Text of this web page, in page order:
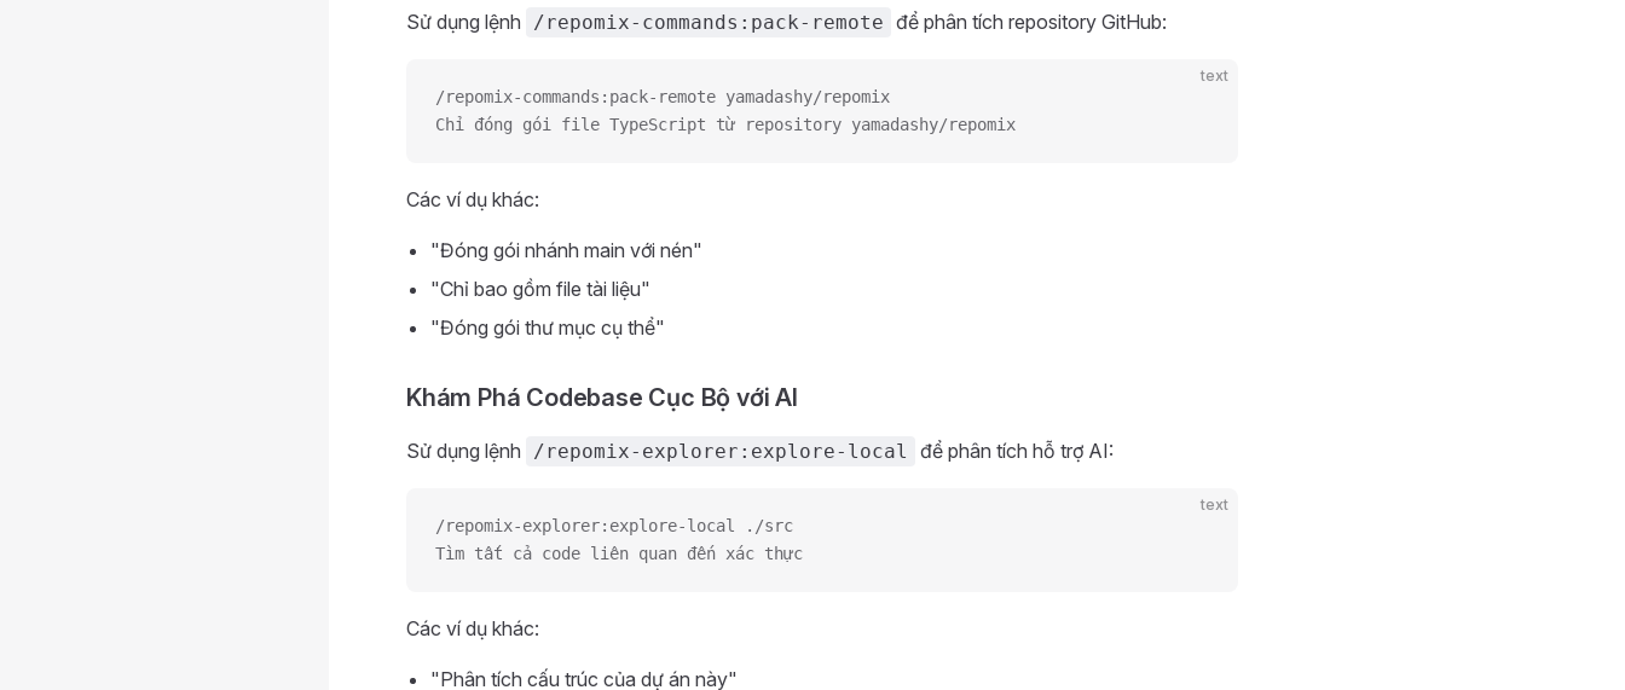
Sử dụng lệnh /repomix-commands:pack-remote để phân tích repository GitHub:
text
/repomix-commands:pack-remote yamadashy/repomix
Chỉ đóng gói file TypeScript từ repository yamadashy/repomix
Các ví dụ khác:
"Đóng gói nhánh main với nén"
"Chỉ bao gồm file tài liệu"
"Đóng gói thư mục cụ thể"
Khám Phá Codebase Cục Bộ với AI
Sử dụng lệnh /repomix-explorer:explore-local để phân tích hỗ trợ AI:
text
/repomix-explorer:explore-local ./src
Tìm tất cả code liên quan đến xác thực
Các ví dụ khác:
"Phân tích cấu trúc của dự án này"